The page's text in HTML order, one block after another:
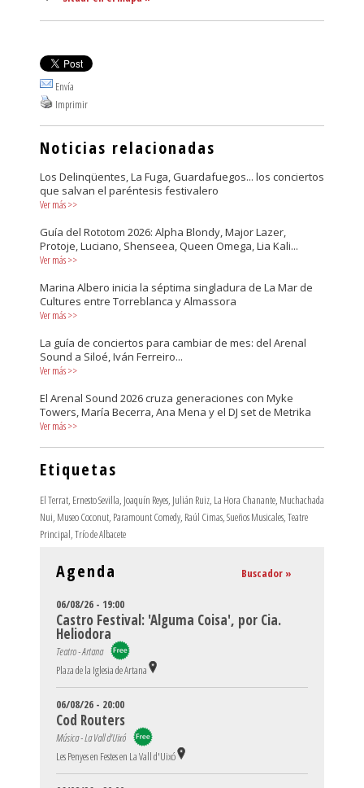
Envía
Imprimir
Noticias relacionadas
Los Delinqüentes, La Fuga, Guardafuegos... los conciertos
que salvan el paréntesis festivalero
Ver más>>
Guía del Rototom 2026: Alpha Blondy, Major Lazer,
Protoje, Luciano, Shenseea, Queen Omega, Lia Kali...
Ver más>>
Marina Albero inicia la séptima singladura de La Mar de
Cultures entre Torreblanca y Almassora
Ver más>>
La guía de conciertos para cambiar de mes: del Arenal
Sound a Siloé, Iván Ferreiro...
Ver más>>
El Arenal Sound 2026 cruza generaciones con Myke
Towers, María Becerra, Ana Mena y el DJ set de Metrika
Ver más>>
Etiquetas
El Terrat, Ernesto Sevilla, Joaquín Reyes, Julián Ruiz, La Hora Chanante, Muchachada
Nui, Museo Coconut, Paramount Comedy, Raúl Cimas,Sueños Musicales,Teatre
Principal,Trío de Albacete
Agenda Buscador »
06/08/26 - 19:00
Castro Festival: 'Alguma Coisa', por Cia.
Heliodora
Teatro - Artana
Plaza de la Iglesia de Artana
06/08/26 - 20:00
Cod Routers
Música - La Vall d'Uixó
Les Penyes en Festes en La Vall d'Uixó